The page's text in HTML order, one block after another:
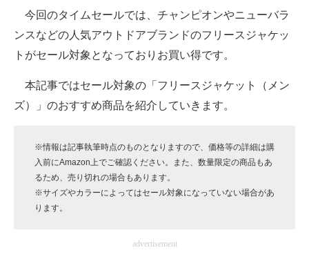
IT製品の技術・比較・事例
製造業のIT導入・活用を支援
モノづくり技術者専門サイト
電子設計の基本と応用
エネルギーの専門メディア
建設×テクノロジーの最前線
ちょっと気になるネットの話題
今回のタイムセールでは、チャンピオンやニューバラ
ンスなどの人気アウトドアブランドのフリースジャケッ
トがセール対象となっておりお買い得です。
本記事ではセール対象の「フリースジャケット（メン
ズ）」のおすすめ商品を紹介していきます。
※情報は記事執筆時点のものとなりますので、価格等の詳細は購
入前にAmazon上でご確認ください。また、数量限定の商品もあ
るため、売り切れの場合もあります。
※サイズやカラーによってはセール対象になっていない場合があ
ります。
advertisement